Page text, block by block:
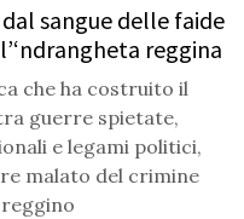
sangue delle faide
reggina
che ha costruito il
guerre spietate,
e legami politici,
malato del crimine